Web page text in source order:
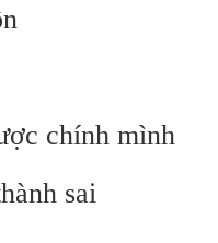
chính mình
sai